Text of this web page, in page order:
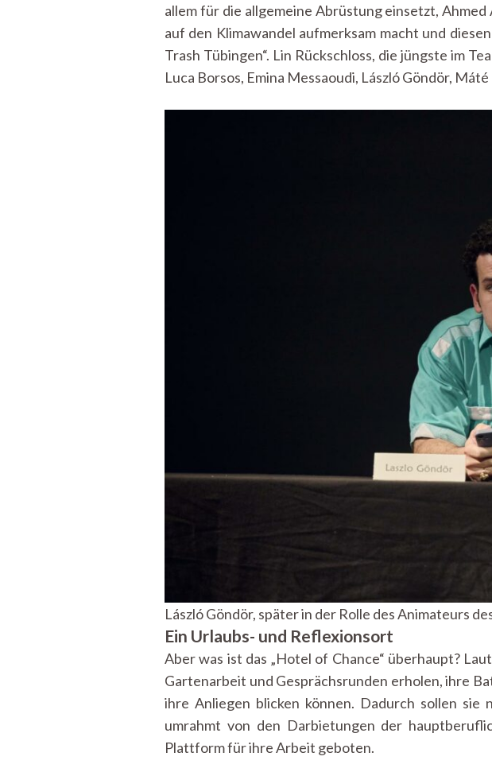
allem für die allgemeine Abrüstung einsetzt,
auf den Klimawandel aufmerksam macht und
Trash Tübingen“. Lin Rückschloss, die jüngste im
Luca Borsos, Emina Messaoudi, László Göndör,
László Göndör, später in der Rolle des Animateurs
Ein Urlaubs- und Reflexionsort
Aber was ist das „Hotel of Chance“ überhaupt?
Gartenarbeit und Gesprächsrunden erholen, ihre
ihre Anliegen blicken können. Dadurch sollen
umrahmt von den Darbietungen der
Plattform für ihre Arbeit geboten.